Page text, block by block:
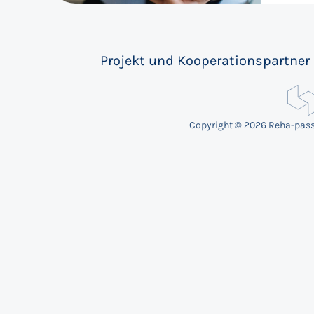
Projekt und Kooperationspartner
Copyright © 2026 Reha-